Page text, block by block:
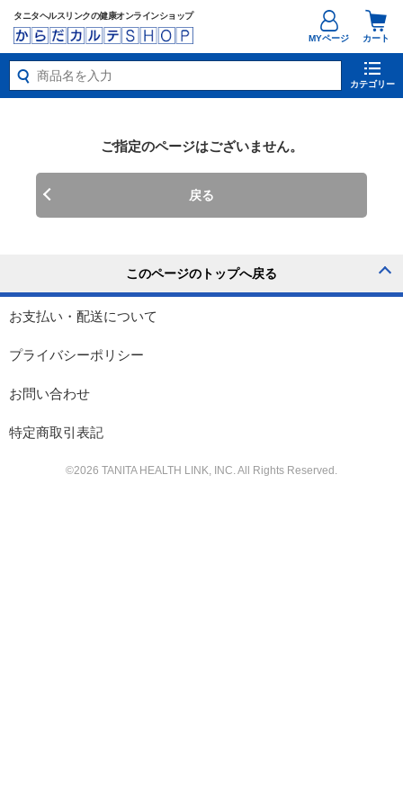
タニタヘルスリンクの健康オンラインショップ
カート
MYページ
カテゴリー
ご指定のページはございません。
戻る
お支払い・配送について
プライバシーポリシー
お問い合わせ
特定商取引表記
©2026 TANITA HEALTH LINK, INC. All Rights Reserved.